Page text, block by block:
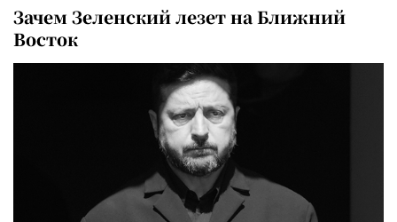
Зачем Зеленский лезет на Ближний
Восток